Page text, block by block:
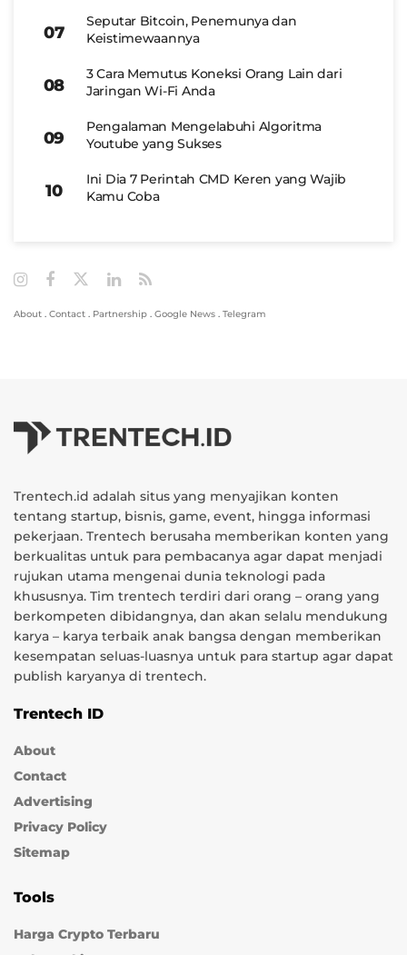
Seputar Bitcoin, Penemunya dan
Keistimewaannya
3 Cara Memutus Koneksi Orang Lain dari
Jaringan Wi-Fi Anda
Pengalaman Mengelabuhi Algoritma
Youtube yang Sukses
Ini Dia 7 Perintah CMD Keren yang Wajib
Kamu Coba
About . Contact . Partnership . Google News . Telegram
Trentech.id adalah situs yang menyajikan konten
tentang startup, bisnis, game, event, hingga informasi
pekerjaan. Trentech berusaha memberikan konten yang
berkualitas untuk para pembacanya agar dapat menjadi
rujukan utama mengenai dunia teknologi pada
khususnya. Tim trentech terdiri dari orang – orang yang
berkompeten dibidangnya, dan akan selalu mendukung
karya – karya terbaik anak bangsa dengan memberikan
kesempatan seluas-luasnya untuk para startup agar dapat
publish karyanya di trentech.
Trentech ID
About
Contact
Advertising
Privacy Policy
Sitemap
Tools
Harga Crypto Terbaru